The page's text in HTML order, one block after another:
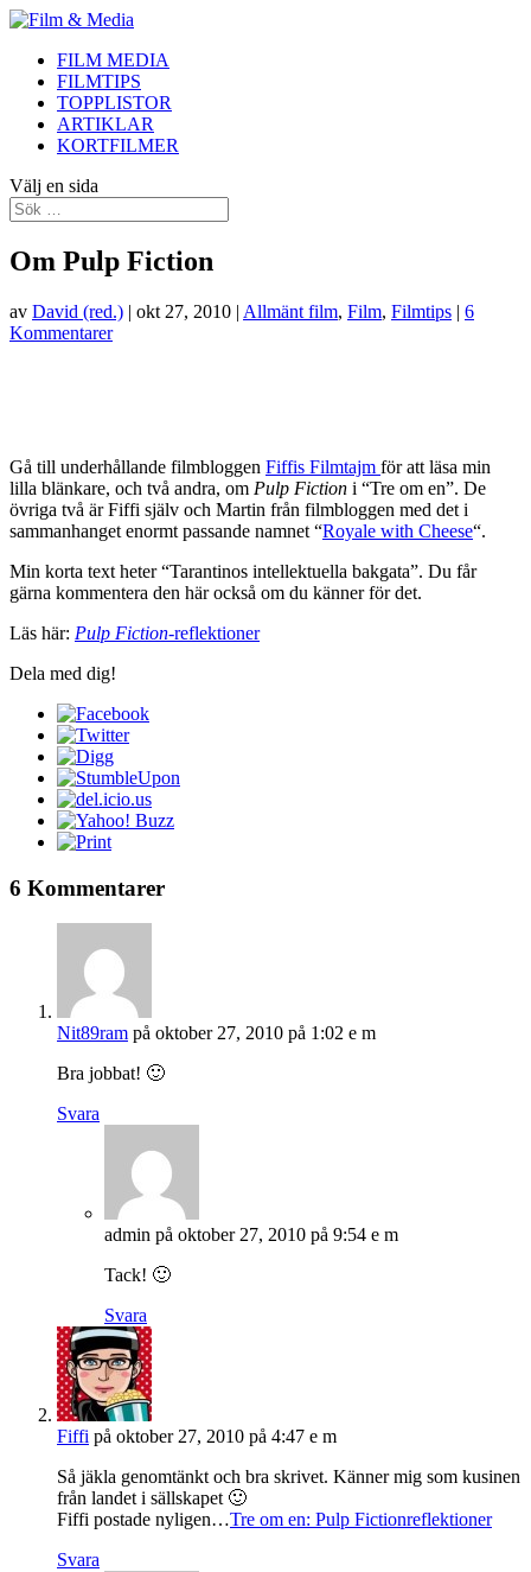
FILM MEDIA
FILMTIPS
TOPPLISTOR
ARTIKLAR
KORTFILMER
Välj en sida
Om Pulp Fiction
av David (red.) | okt 27, 2010 | Allmänt film, Film, Filmtips | 6
Kommentarer
Gå till underhållande filmbloggen Fiffis Filmtajm för att läsa min
lilla blänkare, och två andra, om Pulp Fiction i “Tre om en”. De
övriga två är Fiffi själv och Martin från filmbloggen med det i
sammanhanget enormt passande namnet “Royale with Cheese“.
Min korta text heter “Tarantinos intellektuella bakgata”. Du får
gärna kommentera den här också om du känner för det.
Läs här: Pulp Fiction-reflektioner
Dela med dig!
6 Kommentarer
Nit89ram på oktober 27, 2010 på 1:02 e m
Bra jobbat! 🙂
Svara
admin på oktober 27, 2010 på 9:54 e m
Tack! 🙂
Svara
Fiffi på oktober 27, 2010 på 4:47 e m
Så jäkla genomtänkt och bra skrivet. Känner mig som kusinen
från landet i sällskapet 🙂
Fiffi postade nyligen…Tre om en: Pulp Fictionreflektioner
Svara